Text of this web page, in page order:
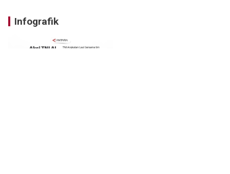
Infografik